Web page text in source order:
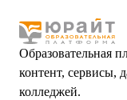
Образовательная
контент, сервисы,
колледжей.